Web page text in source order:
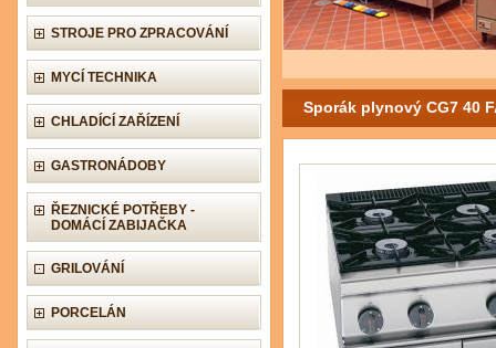
STROJE PRO ZPRACOVÁNÍ
MYCÍ TECHNIKA
CHLADÍCÍ ZAŘÍZENÍ
GASTRONÁDOBY
ŘEZNICKÉ POTŘEBY -
DOMÁCÍ ZABIJAČKA
GRILOVÁNÍ
PORCELÁN
Sporák plynový CG7 40